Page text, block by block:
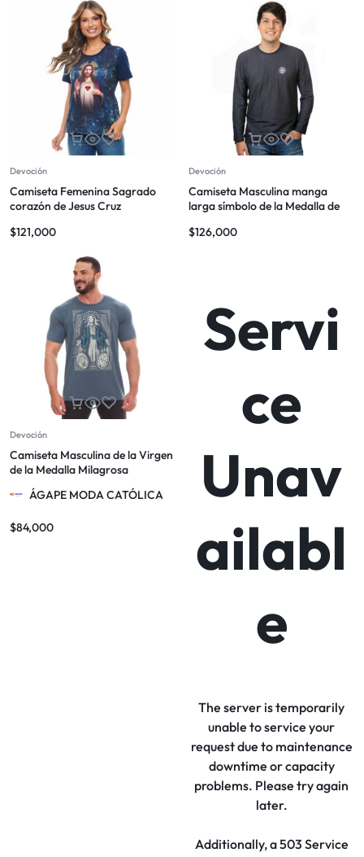
Devoción
Camiseta Femenina Sagrado
corazón de Jesus Cruz
$121,000
Devoción
Camiseta Masculina manga
larga símbolo de la Medalla de
$126,000
Devoción
Camiseta Masculina de la Virgen
de la Medalla Milagrosa
ÁGAPE MODA CATÓLICA
$84,000
Servi
ce
Unav
ailabl
e
The server is temporarily
unable to service your
request due to maintenance
downtime or capacity
problems. Please try again
later.
Additionally, a 503 Service